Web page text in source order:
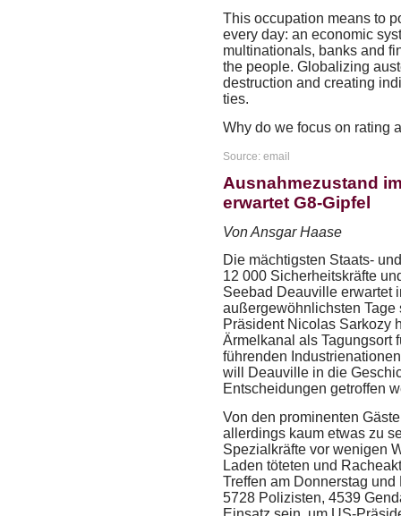
This occupation means to
every day: an economic
multinationals, banks and
the people. Globalizing
destruction and creating
ties.
Why do we focus on rating
Source: email
Ausnahmezustand
erwartet G8-Gipfel
Von Ansgar Haase
Die mächtigsten Staats-
12 000 Sicherheitskräfte
Seebad Deauville erwartet
außergewöhnlichsten
Präsident Nicolas Sarkozy
Ärmelkanal als Tagungsort
führenden
will Deauville in die
Entscheidungen getroffen
Von den prominenten
allerdings kaum etwas zu
Spezialkräfte vor wenigen
Laden töteten und
Treffen am Donnerstag
5728 Polizisten, 4539